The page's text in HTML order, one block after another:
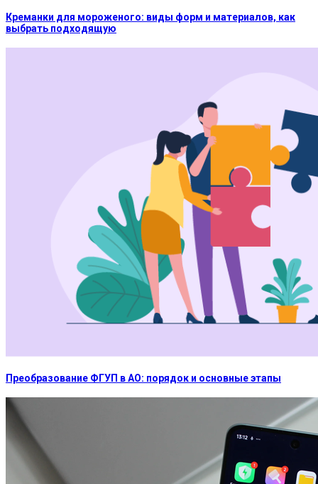
Креманки для мороженого: виды форм и материалов, как
выбрать подходящую
Преобразование ФГУП в АО: порядок и основные этапы